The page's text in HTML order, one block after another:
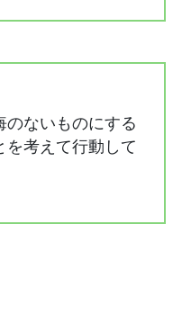
のないものにする
を考えて行動して